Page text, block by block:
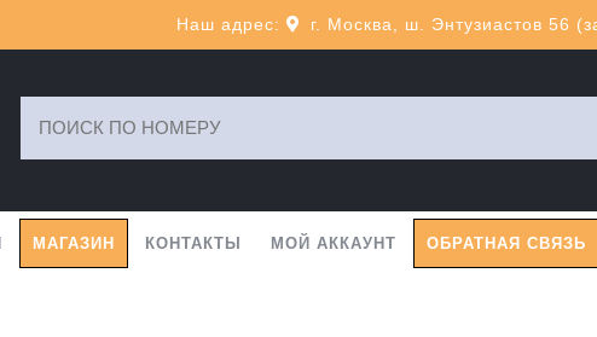
Наш адрес: г. Москва, ш. Энтузиастов 56
МАГАЗИН КОНТАКТЫ МОЙ АККАУНТ ОБРАТНАЯ СВЯЗЬ